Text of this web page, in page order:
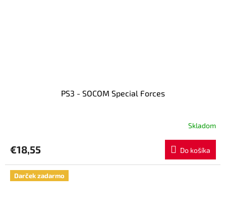
PS3 - SOCOM Special Forces
Skladom
€18,55 Do košíka
Darček zadarmo